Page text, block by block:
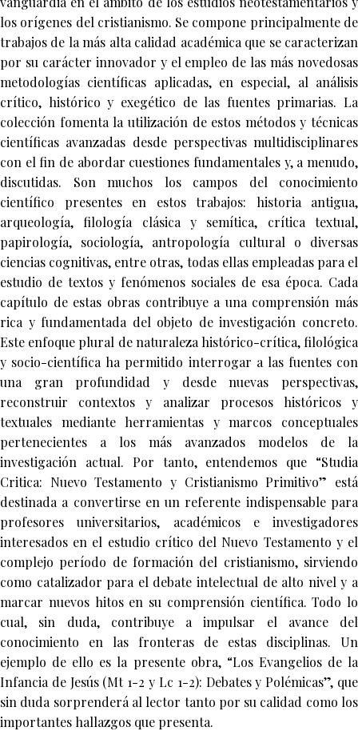
los orígenes del cristianismo. Se compone principalmente de
trabajos de la más alta calidad académica que se caracterizan
por su carácter innovador y el empleo de las más novedosas
metodologías científicas aplicadas, en especial, al análisis
crítico, histórico y exegético de las fuentes primarias. La
colección fomenta la utilización de estos métodos y técnicas
científicas avanzadas desde perspectivas multidisciplinares
con el fin de abordar cuestiones fundamentales y, a menudo,
discutidas. Son muchos los campos del conocimiento
científico presentes en estos trabajos: historia antigua,
arqueología, filología clásica y semítica, crítica textual,
papirología, sociología, antropología cultural o diversas
ciencias cognitivas, entre otras, todas ellas empleadas para el
estudio de textos y fenómenos sociales de esa época. Cada
capítulo de estas obras contribuye a una comprensión más
rica y fundamentada del objeto de investigación concreto.
Este enfoque plural de naturaleza histórico-crítica, filológica
y socio-científica ha permitido interrogar a las fuentes con
una gran profundidad y desde nuevas perspectivas,
reconstruir contextos y analizar procesos históricos y
textuales mediante herramientas y marcos conceptuales
pertenecientes a los más avanzados modelos de la
investigación actual. Por tanto, entendemos que “Studia
Critica: Nuevo Testamento y Cristianismo Primitivo” está
destinada a convertirse en un referente indispensable para
profesores universitarios, académicos e investigadores
interesados en el estudio crítico del Nuevo Testamento y el
complejo período de formación del cristianismo, sirviendo
como catalizador para el debate intelectual de alto nivel y a
marcar nuevos hitos en su comprensión científica. Todo lo
cual, sin duda, contribuye a impulsar el avance del
conocimiento en las fronteras de estas disciplinas. Un
ejemplo de ello es la presente obra, “Los Evangelios de la
Infancia de Jesús (Mt 1-2 y Lc 1-2): Debates y Polémicas”, que
sin duda sorprenderá al lector tanto por su calidad como los
importantes hallazgos que presenta.